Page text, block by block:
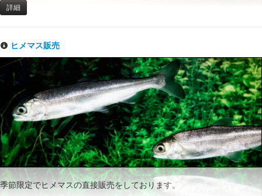
詳細
ヒメマス販売
季節限定でヒメマスの直接販売をしております。